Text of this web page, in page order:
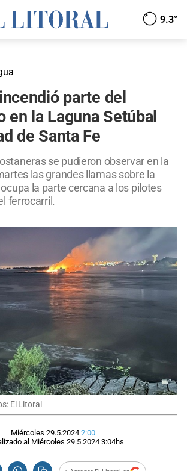
9.3°
parte del
en la Laguna Setúbal
de Santa Fe
se pudieron observar en la
las grandes llamas sobre la
la parte cercana a los pilotes
ferrocarril.
El Litoral
Miércoles 29.5.2024 2:00
al Miércoles 29.5.2024 3:04hs